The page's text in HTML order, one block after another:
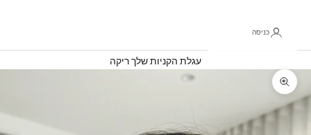
כניסה
עגלת הקניות שלך ריקה
תקריב